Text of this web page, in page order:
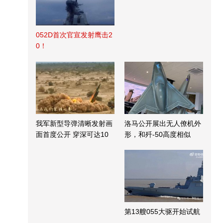
052D首次官宣发射鹰击2
0！
我军新型导弹清晰发射画
面首度公开 穿深可达10
洛马公开展出无人僚机外
形，和歼-50高度相似
第13艘055大驱开始试航